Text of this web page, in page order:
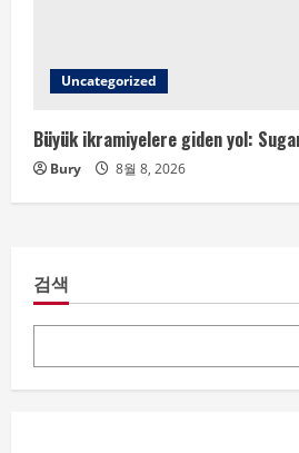
Uncategorized
Büyük ikramiyelere giden yol:
Bury 8월 8, 2026
검색